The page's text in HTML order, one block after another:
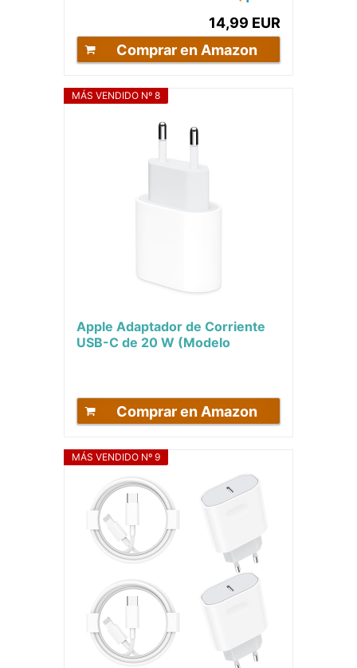
14,99 EUR
Comprar en Amazon
MÁS VENDIDO Nº 8
Apple Adaptador de Corriente
USB-C de 20 W ​​​​​​​(Modelo
Comprar en Amazon
MÁS VENDIDO Nº 9